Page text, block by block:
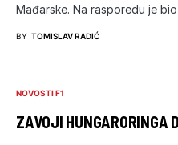
Mađarske. Na rasporedu je
BY TOMISLAV RADIĆ
NOVOSTI F1
ZAVOJI HUNGARORINGA